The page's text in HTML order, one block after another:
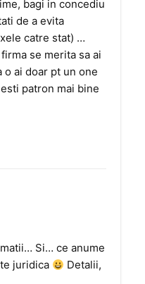
bagi in concediu
de a evita
catre stat) …
se merita sa ai
o ai doar pt un one
patron mai bine
Si… ce anume
juridica
Detalii,